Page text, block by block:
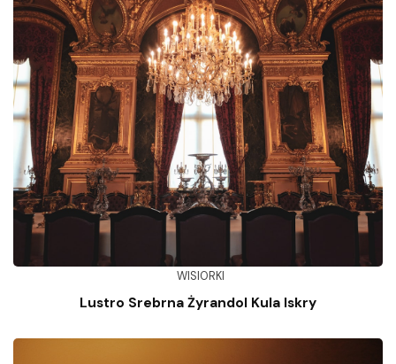
WISIORKI
Lustro Srebrna Żyrandol Kula Iskry